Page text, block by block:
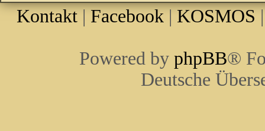
Kontakt | Facebook | KOSMOS
Powered by phpBB®
Deutsche